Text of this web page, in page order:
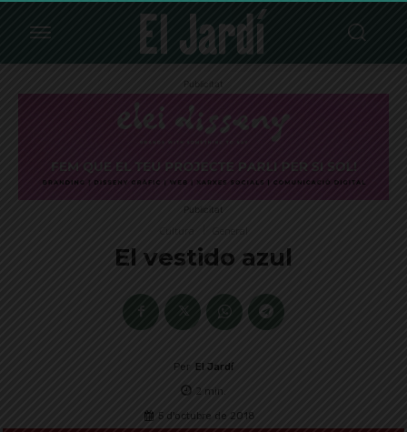
Publicitat
Publicitat
El vestido azul
Per El Jardí
2 min.
5 d'octubre de 2018